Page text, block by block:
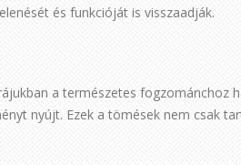
és funkcióját is visszaadják.
a természetes fogzománchoz
nyújt. Ezek a tömések nem csak